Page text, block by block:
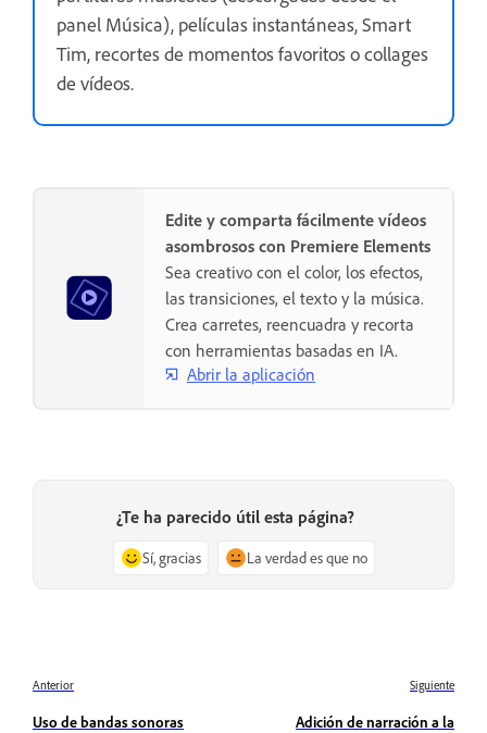
panel Música), películas instantáneas, Smart
Tim, recortes de momentos favoritos o collages
de vídeos.
Edite y comparta fácilmente vídeos
asombrosos con Premiere Elements
Sea creativo con el color, los efectos,
las transiciones, el texto y la música.
Crea carretes, reencuadra y recorta
con herramientas basadas en IA.
Abrir la aplicación
¿Te ha parecido útil esta página?
Sí, gracias La verdad es que no
Anterior
Uso de bandas sonoras
Siguiente
Adición de narración a la